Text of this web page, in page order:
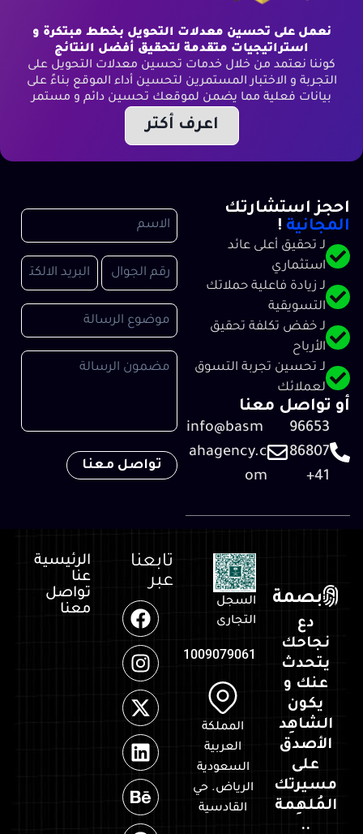
نعمل على تحسين معدلات التحويل بخطط مبتكرة و
استراتيجيات متقدمة لتحقيق أفضل النتائج
كوننا نعتمد من خلال خدمات تحسين معدلات التحويل على
التجربة و الاختبار المستمرين لتحسين أداء الموقع بناءً على
بيانات فعلية مما يضمن لموقعك تحسين دائم و مستمر
اعرف أكتر
احجز استشارتك
المجانية !​
لـ تحقيق أعلى عائد
استثماري
لـ زيادة فاعلية حملاتك
التسويقية
لـ خفض تكلفة تحقيق
الأرباح
لـ تحسين تجربة التسوق
لعملائك
أو تواصل معنا
96653
86807
41+
info@basm
ahagency.c
om
بصمة
دع
نجاحك
يتحدث
عنك و
يكون
الشاهِد
الأصدق
على
مسيرتك
المُلهِمة
..
الرئيسية
عنا
تواصل
معنا
تابعنا
عبر
السجل
التجارى
1009079061
المملكة
العربية
السعودية
الرياض. حي
القادسية